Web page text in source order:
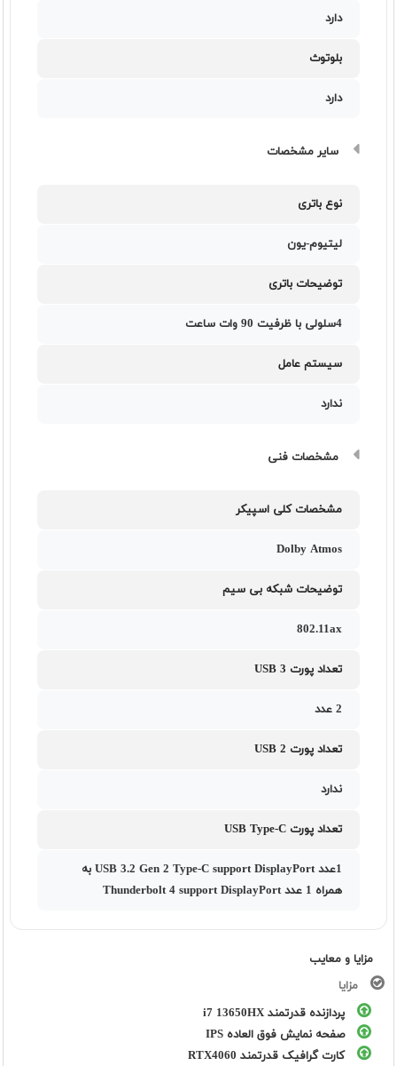
دارد
بلوتوث
دارد
سایر مشخصات
نوع باتری
لیتیوم-یون
توضیحات باتری
4سلولی با ظرفیت 90 وات ساعت
سیستم عامل
ندارد
مشخصات فنی
مشخصات کلی اسپیکر
Dolby Atmos
توضیحات شبکه بی سیم
802.11ax
تعداد پورت USB 3
2 عدد
تعداد پورت USB 2
ندارد
تعداد پورت USB Type-C
1عدد USB 3.2 Gen 2 Type-C support DisplayPort به
همراه 1 عدد Thunderbolt 4 support DisplayPort
مزایا و معایب
مزایا
پردازنده قدرتمند i7 13650HX
صفحه نمایش فوق العاده IPS
کارت گرافیک قدرتمند RTX4060